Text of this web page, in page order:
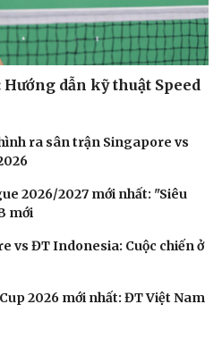
dẫn kỹ thuật Speed
ra sân trận Singapore vs
2026/2027 mới nhất: "Siêu
mới
vs ĐT Indonesia: Cuộc chiến ở
2026 mới nhất: ĐT Việt Nam